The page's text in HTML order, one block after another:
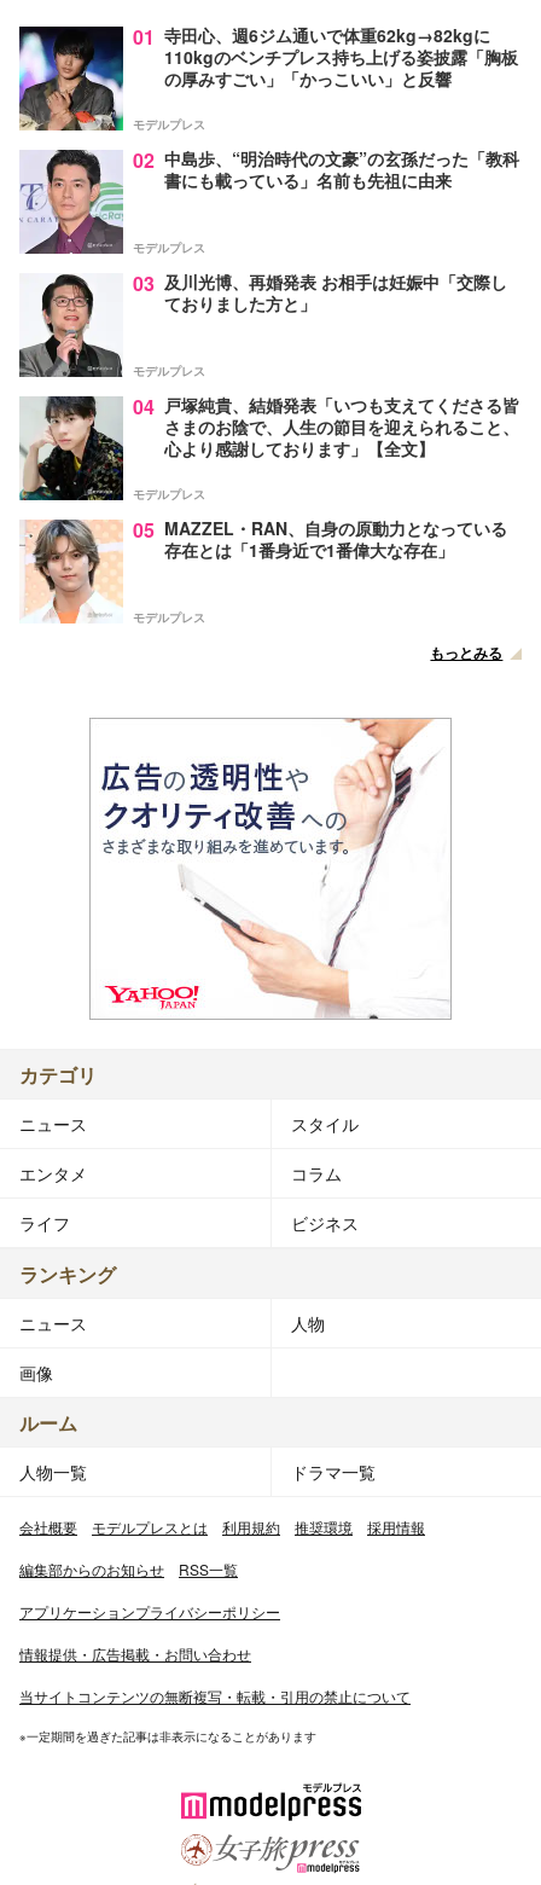
01 寺田心、週6ジム通いで体重62kg→82kgに
110kgのベンチプレス持ち上げる姿披露「胸板
の厚みすごい」「かっこいい」と反響
モデルプレス
02 中島歩、“明治時代の文豪”の玄孫だった「教科
書にも載っている」名前も先祖に由来
モデルプレス
03 及川光博、再婚発表 お相手は妊娠中「交際し
ておりました方と」
モデルプレス
04 戸塚純貴、結婚発表「いつも支えてくださる皆
さまのお陰で、人生の節目を迎えられること、
心より感謝しております」【全文】
モデルプレス
05 MAZZEL・RAN、自身の原動力となっている
存在とは「1番身近で1番偉大な存在」
モデルプレス
もっとみる
カテゴリ
ニュース スタイル
エンタメ コラム
ライフ ビジネス
ランキング
ニュース 人物
画像
ルーム
人物一覧 ドラマ一覧
会社概要 モデルプレスとは 利用規約 推奨環境 採用情報
編集部からのお知らせ RSS一覧
アプリケーションプライバシーポリシー
情報提供・広告掲載・お問い合わせ
当サイトコンテンツの無断複写・転載・引用の禁止について
※一定期間を過ぎた記事は非表示になることがあります